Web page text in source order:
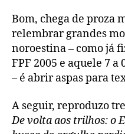
Bom, chega de proza
relembrar grandes
noroestina – como já
FPF 2005 e aquele 7
– é abrir aspas para
A seguir, reproduzo
De volta aos trilhos: o